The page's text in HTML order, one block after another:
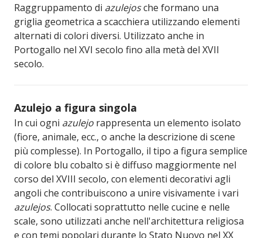
Raggruppamento di azulejosche formano una
griglia geometrica a scacchiera utilizzando elementi
alternati di colori diversi. Utilizzato anche in
Portogallo nel XVI secolo fino alla metà del XVII
secolo.
Azulejo a figura singola
In cui ogni azulejo rappresenta un elemento isolato
(fiore, animale, ecc., o anche la descrizione di scene
più complesse). In Portogallo, il tipo a figura semplice
di colore blu cobalto si è diffuso maggiormente nel
corso del XVIII secolo, con elementi decorativi agli
angoli che contribuiscono a unire visivamente i vari
azulejos. Collocati soprattutto nelle cucine e nelle
scale, sono utilizzati anche nell'architettura religiosa
e con temi popolari durante lo Stato Nuovo nel XX